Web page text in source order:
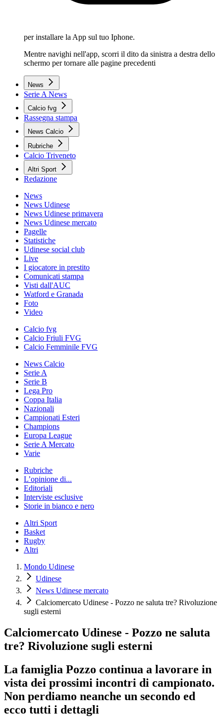
per installare la App sul tuo Iphone.
Mentre navighi nell'app, scorri il dito da sinistra a destra dello
schermo per tornare alle pagine precedenti
News
Serie A News
Calcio fvg
Rassegna stampa
News Calcio
Rubriche
Calcio Triveneto
Altri Sport
Redazione
News
News Udinese
News Udinese primavera
News Udinese mercato
Pagelle
Statistiche
Udinese social club
Live
I giocatore in prestito
Comunicati stampa
Visti dall'AUC
Watford e Granada
Foto
Video
Calcio fvg
Calcio Friuli FVG
Calcio Femminile FVG
News Calcio
Serie A
Serie B
Lega Pro
Coppa Italia
Nazionali
Campionati Esteri
Champions
Europa League
Serie A Mercato
Varie
Rubriche
L’opinione di...
Editoriali
Interviste esclusive
Storie in bianco e nero
Altri Sport
Basket
Rugby
Altri
Mondo Udinese
Udinese
News Udinese mercato
Calciomercato Udinese - Pozzo ne saluta tre? Rivoluzione
sugli esterni
Calciomercato Udinese - Pozzo ne saluta
tre? Rivoluzione sugli esterni
La famiglia Pozzo continua a lavorare in
vista dei prossimi incontri di campionato.
Non perdiamo neanche un secondo ed
ecco tutti i dettagli